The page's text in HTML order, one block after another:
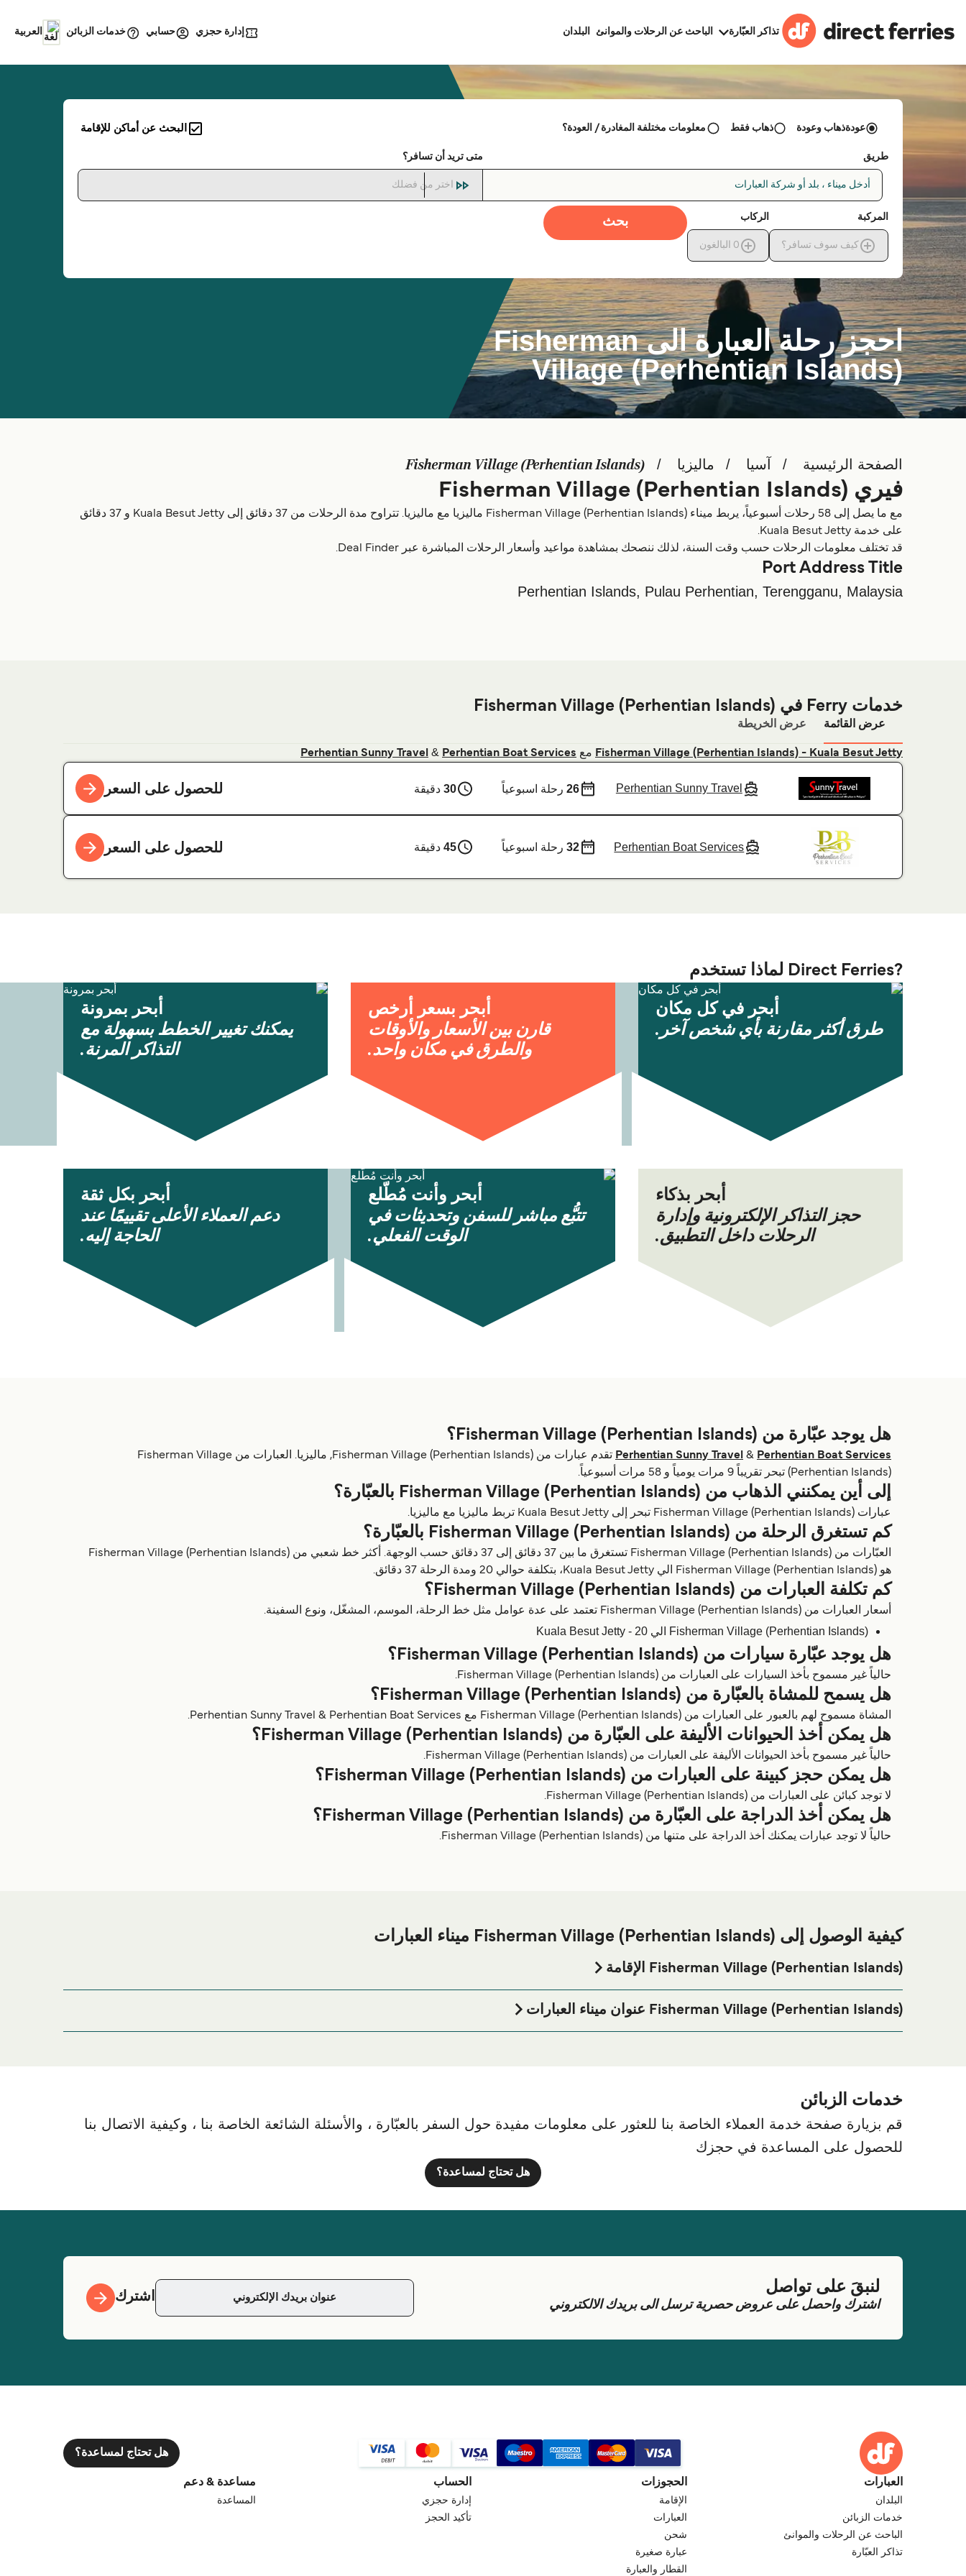
تذاكر العبّارة الباحث عن الرحلات والموانئ البلدان إدارة حجزي حسابي خدمات الزبائن العربية
احجز رحلة العبارة الى Fisherman
Village (Perhentian Islands)
عودةذهاب وعودة ذهاب فقط معلومات مختلفة المغادرة / العودة؟ البحث عن أماكن للإقامة
طريق
أدخل ميناء ، بلد أو شركة العبارات
متى تريد أن تسافر؟
اختر من فضلك
المركبة
كيف سوف تسافر؟
الركاب
0 البالغون
بحث
الصفحة الرئيسية آسيا ماليزيا Fisherman Village (Perhentian Islands)
فيري Fisherman Village (Perhentian Islands)
مع ما يصل إلى 58 رحلات أسبوعياً، يربط ميناء Fisherman Village (Perhentian Islands) ماليزيا مع ماليزيا. تتراوح مدة الرحلات من 37 دقائق إلى Kuala Besut Jetty و 37 دقائق
على خدمة Kuala Besut Jetty.
قد تختلف معلومات الرحلات حسب وقت السنة، لذلك ننصحك بمشاهدة مواعيد وأسعار الرحلات المباشرة عبر Deal Finder.
Port Address Title
Perhentian Islands, Pulau Perhentian, Terengganu, Malaysia
خدمات Ferry في Fisherman Village (Perhentian Islands)
عرض القائمة عرض الخريطة
Fisherman Village (Perhentian Islands) - Kuala Besut Jetty مع Perhentian Sunny Travel & Perhentian Boat Services
Perhentian Sunny Travel
26 رحلة اسبوعياً 30 دقيقة للحصول على السعر
Perhentian Boat Services
32 رحلة اسبوعياً 45 دقيقة للحصول على السعر
?Direct Ferries لماذا تستخدم
أبحر في كل مكان
طرق أكثر مقارنة بأي شخص آخر.
أبحر بسعر أرخص
قارن بين الأسعار والأوقات
والطرق في مكان واحد.
أبحر بمرونة
يمكنك تغيير الخطط بسهولة مع
التذاكر المرنة.
أبحر بذكاء
حجز التذاكر الإلكترونية وإدارة
الرحلات داخل التطبيق.
أبحر وأنت مُطّلع
تتبُّع مباشر للسفن وتحديثات في
الوقت الفعلي.
أبحر بكل ثقة
دعم العملاء الأعلى تقييمًا عند
الحاجة إليه.
هل يوجد عبّارة من Fisherman Village (Perhentian Islands)؟
Perhentian Sunny Travel & Perhentian Boat Services
تقدم عبارات من Fisherman Village (Perhentian Islands), ماليزيا. العبارات من Fisherman Village
(Perhentian Islands) تبحر تقريباً 9 مرات يومياً و 58 مرات أسبوعياً.
إلى أين يمكنني الذهاب من Fisherman Village (Perhentian Islands) بالعبّارة؟
عبارات Fisherman Village (Perhentian Islands) تبحر إلى Kuala Besut Jetty تربط ماليزيا مع ماليزيا.
كم تستغرق الرحلة من Fisherman Village (Perhentian Islands) بالعبّارة؟
العبّارات من Fisherman Village (Perhentian Islands) تستغرق ما بين 37 دقائق إلى 37 دقائق حسب الوجهة. أكثر خط شعبي من Fisherman Village (Perhentian Islands)
هو Fisherman Village (Perhentian Islands) الي Kuala Besut Jetty، بتكلفة حوالي 20 ومدة الرحلة 37 دقائق.
كم تكلفة العبارات من Fisherman Village (Perhentian Islands)؟
أسعار العبارات من Fisherman Village (Perhentian Islands) تعتمد على عدة عوامل مثل خط الرحلة، الموسم، المشغّل، ونوع السفينة.
Fisherman Village (Perhentian Islands) الي Kuala Besut Jetty - 20
هل يوجد عبّارة سيارات من Fisherman Village (Perhentian Islands)؟
حالياً غير مسموح بأخذ السيارات على العبارات من Fisherman Village (Perhentian Islands).
هل يسمح للمشاة بالعبّارة من Fisherman Village (Perhentian Islands)؟
المشاة مسموح لهم بالعبور على العبارات من Fisherman Village (Perhentian Islands) مع Perhentian Sunny Travel & Perhentian Boat Services.
هل يمكن أخذ الحيوانات الأليفة على العبّارة من Fisherman Village (Perhentian Islands)؟
حالياً غير مسموح بأخذ الحيوانات الأليفة على العبارات من Fisherman Village (Perhentian Islands).
هل يمكن حجز كبينة على العبارات من Fisherman Village (Perhentian Islands)؟
لا توجد كبائن على العبارات من Fisherman Village (Perhentian Islands).
هل يمكن أخذ الدراجة على العبّارة من Fisherman Village (Perhentian Islands)؟
حالياً لا توجد عبارات يمكنك أخذ الدراجة على متنها من Fisherman Village (Perhentian Islands).
كيفية الوصول إلى Fisherman Village (Perhentian Islands) ميناء العبارات
Fisherman Village (Perhentian Islands) الإقامة
زيارة موقعنا على Fisherman Village (Perhentian Islands) الإقامة الصفحة للحصول على أفضل الأسعار للإقامة واحدة من أكبر الخيارات على الإنترنت!
Fisherman Village (Perhentian Islands) عنوان ميناء العبارات
خدمات الزبائن
قم بزيارة صفحة خدمة العملاء الخاصة بنا للعثور على معلومات مفيدة حول السفر بالعبّارة ، والأسئلة الشائعة الخاصة بنا ، وكيفية الاتصال بنا
للحصول على المساعدة في حجزك
هل تحتاج لمساعدة؟
لنبقَ على تواصل
اشترك واحصل على عروض حصرية ترسل الى بريدك الالكتروني اشترك
هل تحتاج لمساعدة؟
العبارات
البلدان
خدمات الزبائن
الباحث عن الرحلات والموانئ
تذاكر العبّارة
الحجوزات
الإقامة
العبارات
شحن
عبارة صغيرة
القطار والعبارة
الحساب
إدارة حجزي
تأكيد الحجز
مساعدة & دعم
المساعدة